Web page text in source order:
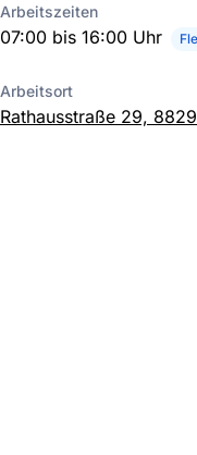
Arbeitszeiten
07:00 bis 16:00 Uhr
Arbeitsort
Rathausstraße 29,